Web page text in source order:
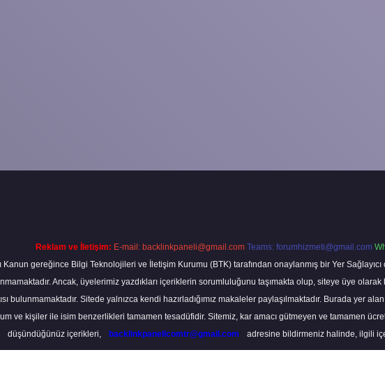
Reklam ve İletişim: E-mail: backlinkpaneli@gmail.com Teams: forumhizmeti@gmail.com
Kanun gereğince Bilgi Teknolojileri ve İletişim Kurumu (BTK) tarafından onaylanmış bir Yer
Ancak, üyelerimiz yazdıkları içeriklerin sorumluluğunu taşımakta olup, siteye üye
bulunmamaktadır. Sitede yalnızca kendi hazırladığımız makaleler paylaşılmaktadır. Burada yer
ve kişiler ile isim benzerlikleri tamamen tesadüfidir. Sitemiz, kar amacı gütmeyen ve tamamen
düşündüğünüz içerikleri,
backlinkpanelicomtr@gmail.com adresine bildirmeniz halinde, ilgili